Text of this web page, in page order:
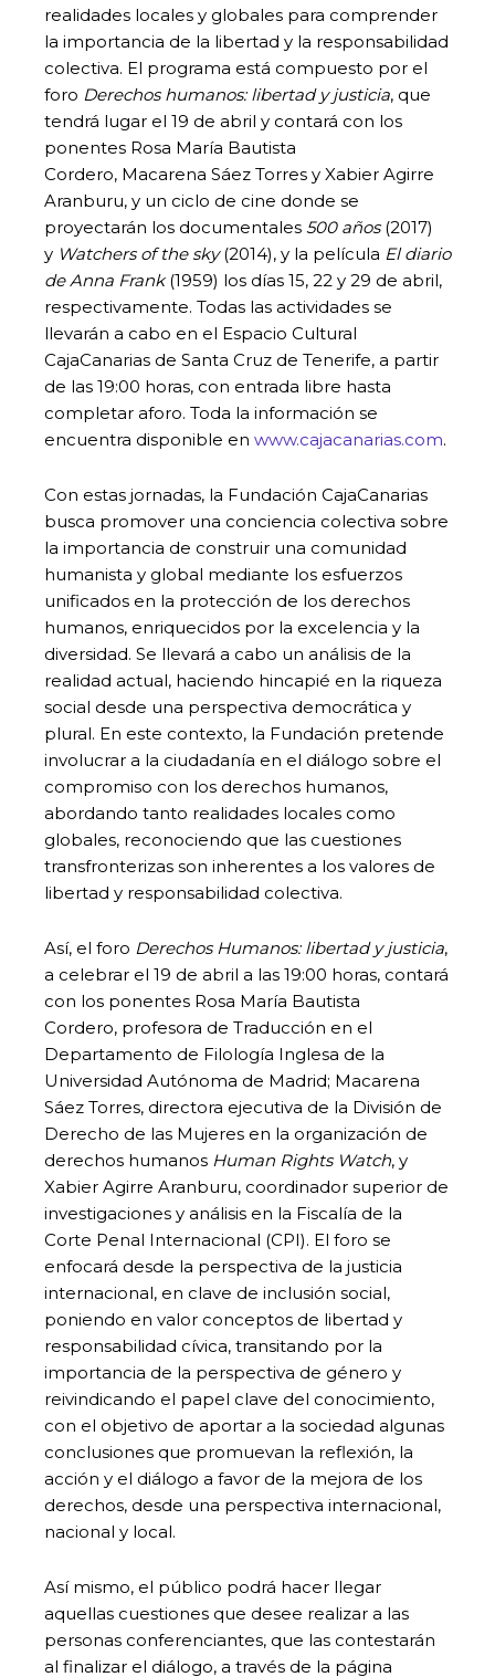
realidades locales y globales para comprender
la importancia de la libertad y la responsabilidad
colectiva. El programa está compuesto por el
foro Derechos humanos: libertad y justicia, que
tendrá lugar el 19 de abril y contará con los
ponentes Rosa María Bautista
Cordero, Macarena Sáez Torres y Xabier Agirre
Aranburu, y un ciclo de cine donde se
proyectarán los documentales 500 años(2017)
y Watchers of the sky(2014), y la película El diario
de Anna Frank(1959) los días 15, 22 y 29 de abril,
respectivamente. Todas las actividades se
llevarán a cabo en el Espacio Cultural
CajaCanarias de Santa Cruz de Tenerife, a partir
de las 19:00 horas, con entrada libre hasta
completar aforo. Toda la información se
encuentra disponible en www.cajacanarias.com.
Con estas jornadas, la Fundación CajaCanarias
busca promover una conciencia colectiva sobre
la importancia de construir una comunidad
humanista y global mediante los esfuerzos
unificados en la protección de los derechos
humanos, enriquecidos por la excelencia y la
diversidad. Se llevará a cabo un análisis de la
realidad actual, haciendo hincapié en la riqueza
social desde una perspectiva democrática y
plural. En este contexto, la Fundación pretende
involucrar a la ciudadanía en el diálogo sobre el
compromiso con los derechos humanos,
abordando tanto realidades locales como
globales, reconociendo que las cuestiones
transfronterizas son inherentes a los valores de
libertad y responsabilidad colectiva.
Así, el foro Derechos Humanos: libertad y justicia,
a celebrar el 19 de abril a las 19:00 horas, contará
con los ponentes Rosa María Bautista
Cordero, profesora de Traducción en el
Departamento de Filología Inglesa de la
Universidad Autónoma de Madrid; Macarena
Sáez Torres, directora ejecutiva de la División de
Derecho de las Mujeres en la organización de
derechos humanos Human Rights Watch, y
Xabier Agirre Aranburu, coordinador superior de
investigaciones y análisis en la Fiscalía de la
Corte Penal Internacional (CPI). El foro se
enfocará desde la perspectiva de la justicia
internacional, en clave de inclusión social,
poniendo en valor conceptos de libertad y
responsabilidad cívica, transitando por la
importancia de la perspectiva de género y
reivindicando el papel clave del conocimiento,
con el objetivo de aportar a la sociedad algunas
conclusiones que promuevan la reflexión, la
acción y el diálogo a favor de la mejora de los
derechos, desde una perspectiva internacional,
nacional y local.
Así mismo, el público podrá hacer llegar
aquellas cuestiones que desee realizar a las
personas conferenciantes, que las contestarán
al finalizar el diálogo, a través de la página